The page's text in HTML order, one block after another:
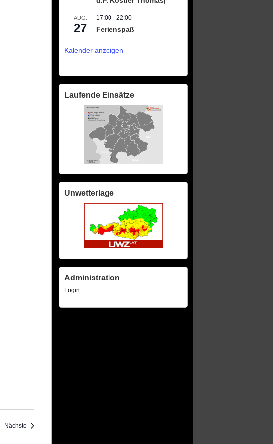
NächsteVeranstaltungen
AUG.
27
17:00 - 22:00
Ferienspaß
Kalender anzeigen
Laufende Einsätze
Unwetterlage
Administration
Login